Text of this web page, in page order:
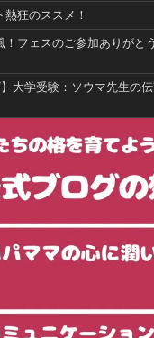
狂のススメ！
！フェスのご参加ありがと
大学受験：ソウマ先生の